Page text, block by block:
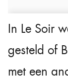
In Le Soir
gesteld of
met een